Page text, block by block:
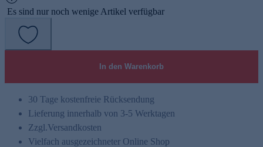
Es sind nur noch wenige Artikel verfügbar
In den Warenkorb
30 Tage kostenfreie Rücksendung
Lieferung innerhalb von 3-5 Werktagen
Zzgl.Versandkosten
Vielfach ausgezeichneter Online Shop